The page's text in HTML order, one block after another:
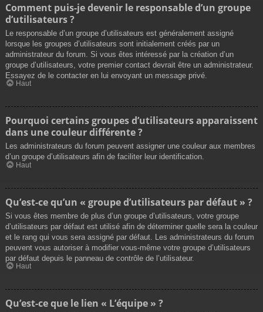
Comment puis-je devenir le responsable d’un groupe
d’utilisateurs ?
Le responsable d’un groupe d’utilisateurs est généralement assigné
lorsque les groupes d’utilisateurs sont initialement créés par un
administrateur du forum. Si vous êtes intéressé par la création d’un
groupe d’utilisateurs, votre premier contact devrait être un administrateur.
Essayez de le contacter en lui envoyant un message privé.
Haut
Pourquoi certains groupes d’utilisateurs apparaissent
dans une couleur différente ?
Les administrateurs du forum peuvent assigner une couleur aux membres
d’un groupe d’utilisateurs afin de faciliter leur identification.
Haut
Qu’est-ce qu’un « groupe d’utilisateurs par défaut » ?
Si vous êtes membre de plus d’un groupe d’utilisateurs, votre groupe
d’utilisateurs par défaut est utilisé afin de déterminer quelle sera la couleur
et le rang qui vous sera assigné par défaut. Les administrateurs du forum
peuvent vous autoriser à modifier vous-même votre groupe d’utilisateurs
par défaut depuis le panneau de contrôle de l’utilisateur.
Haut
Qu’est-ce que le lien « L’équipe » ?